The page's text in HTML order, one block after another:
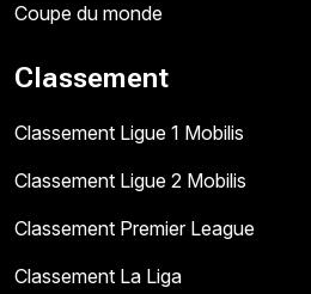
Coupe du monde
Classement
Classement Ligue 1 Mobilis
Classement Ligue 2 Mobilis
Classement Premier League
Classement La Liga